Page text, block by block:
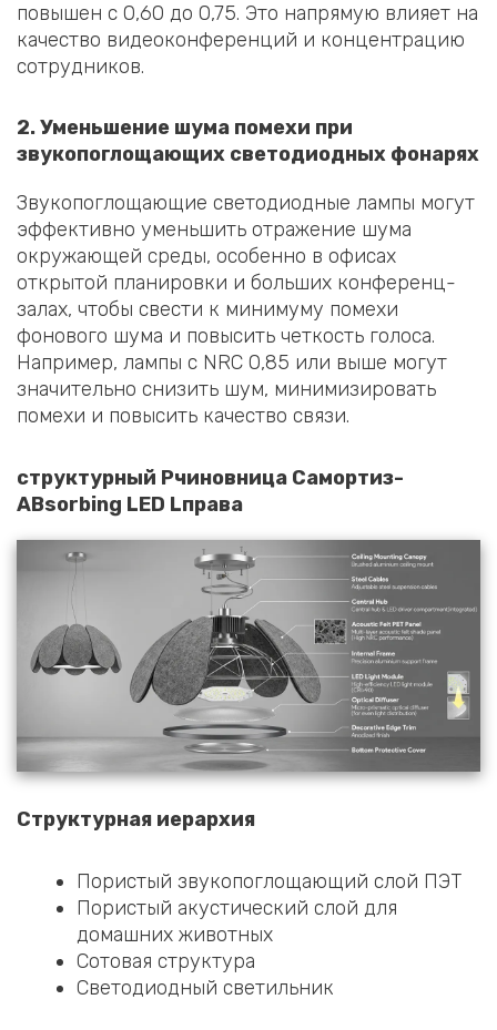
повышен с 0,60 до 0,75. Это напрямую влияет на
качество видеоконференций и концентрацию
сотрудников.
2.Уменьшение шума помехи при
звукопоглощающих светодиодных фонарях
Звукопоглощающие светодиодные лампы могут
эффективно уменьшить отражение шума
окружающей среды, особенно в офисах
открытой планировки и больших конференц-
залах, чтобы свести к минимуму помехи
фонового шума и повысить четкость голоса.
Например, лампы с NRC 0,85 или выше могут
значительно снизить шум, минимизировать
помехи и повысить качество связи.
структурный Pчиновница Самортиз-
ABsorbing LED Lправа
Структурная иерархия
Пористый звукопоглощающий слой ПЭТ
Пористый акустический слой для
домашних животных
Сотовая структура
Светодиодный светильник